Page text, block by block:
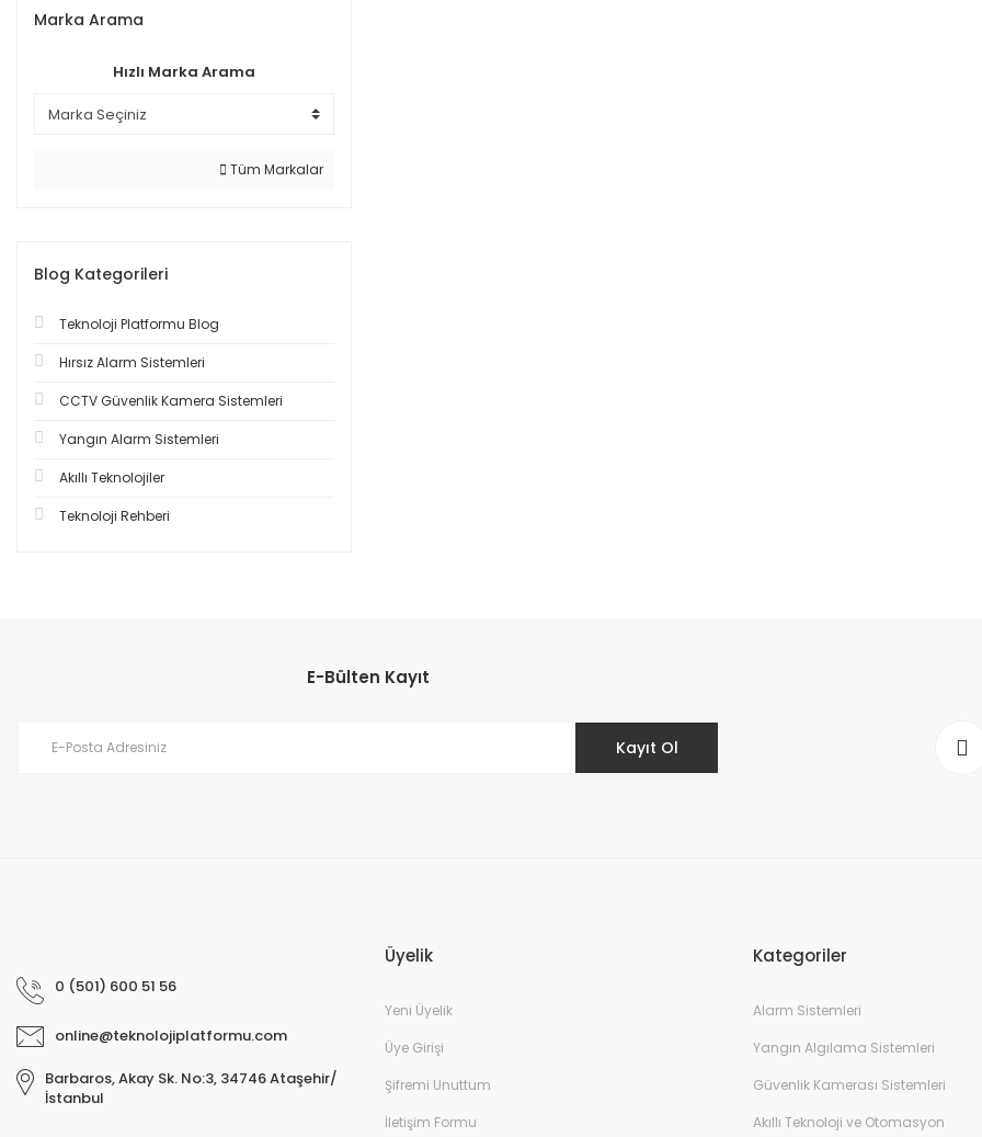
Marka Arama
Hızlı Marka Arama
Tüm Markalar
Blog Kategorileri
Teknoloji Platformu Blog
Hırsız Alarm Sistemleri
CCTV Güvenlik Kamera Sistemleri
Yangın Alarm Sistemleri
Akıllı Teknolojiler
Teknoloji Rehberi
E-Bülten Kayıt
Kayıt Ol
0 (501) 600 51 56
online@teknolojiplatformu.com
Barbaros, Akay Sk. No:3, 34746 Ataşehir/
İstanbul
Üyelik
Yeni Üyelik
Üye Girişi
Şifremi Unuttum
İletişim Formu
Kategoriler
Alarm Sistemleri
Yangın Algılama Sistemleri
Güvenlik Kamerası Sistemleri
Akıllı Teknoloji ve Otomasyon